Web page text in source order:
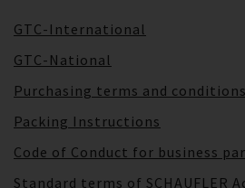
GTC-International
GTC-National
Purchasing terms and conditions
Packing Instructions
Code of Conduct for business
Standard terms of SCHAUFLER